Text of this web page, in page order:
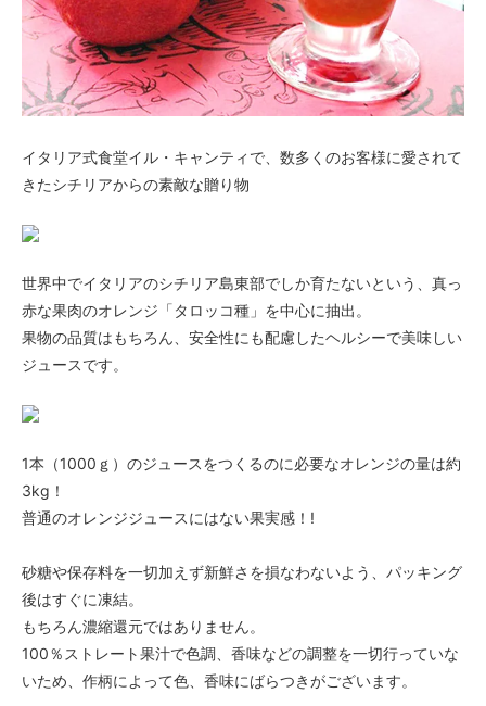
イタリア式食堂イル・キャンティで、数多くのお客様に愛されて
きたシチリアからの素敵な贈り物
世界中でイタリアのシチリア島東部でしか育たないという、真っ
赤な果肉のオレンジ「タロッコ種」を中心に抽出。
果物の品質はもちろん、安全性にも配慮したヘルシーで美味しい
ジュースです。
1本（1000ｇ）のジュースをつくるのに必要なオレンジの量は約
3kg！
普通のオレンジジュースにはない果実感！!
砂糖や保存料を一切加えず新鮮さを損なわないよう、パッキング
後はすぐに凍結。
もちろん濃縮還元ではありません。
100％ストレート果汁で色調、香味などの調整を一切行っていな
いため、作柄によって色、香味にばらつきがございます。